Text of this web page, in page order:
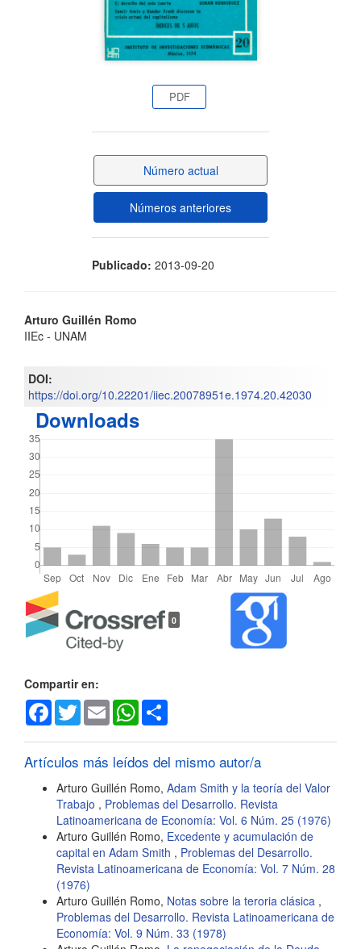
PDF
Número actual
Números anteriores
Publicado: 2013-09-20
Contenido
del
artículo
Arturo Guillén Romo
IIEc - UNAM
DOI:
https://doi.org/10.22201/iiec.20078951e.1974.20.42030
Downloads
Detalles
del
artículo
0
Compartir en:
Facebook
Twitter Email WhatsApp
Artículos más leídos del mismo autor/a
Arturo Guillén Romo, Adam Smith y la teoría del Valor
Trabajo , Problemas del Desarrollo. Revista
Latinoamericana de Economía: Vol. 6 Núm. 25 (1976)
Arturo Guillén Romo, Excedente y acumulación de
capital en Adam Smith , Problemas del Desarrollo.
Revista Latinoamericana de Economía: Vol. 7 Núm. 28
(1976)
Arturo Guillén Romo, Notas sobre la teroria clásica ,
Problemas del Desarrollo. Revista Latinoamericana de
Economía: Vol. 9 Núm. 33 (1978)